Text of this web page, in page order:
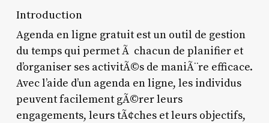
Introduction
Agenda en ligne gratuit est un outil de gestion
du temps qui permet Ã chacun de planifier et
d’organiser ses activitÃ©s de maniÃ¨re efficace.
Avec l’aide d’un agenda en ligne, les individus
peuvent facilement gÃ©rer leurs
engagements, leurs tÃ¢ches et leurs objectifs,